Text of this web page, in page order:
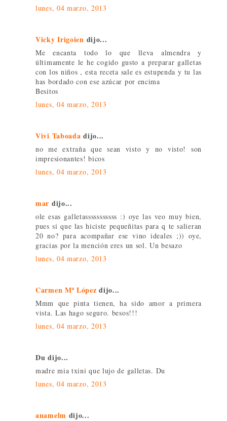
lunes, 04 marzo, 2013
Vicky Irigoien dijo...
Me encanta todo lo que lleva almendra y
últimamente le he cogido gusto a preparar galletas
con los niños , esta receta sale es estupenda y tu las
has bordado con ese azúcar por encima
Besitos
lunes, 04 marzo, 2013
Vivi Taboada dijo...
no me extraña que sean visto y no visto! son
impresionantes! bicos
lunes, 04 marzo, 2013
mar dijo...
ole esas galletasssssssssss :) oye las veo muy bien,
pues si que las hiciste pequeñitas para q te salieran
20 no? para acompañar ese vino ideales ;)) oye,
gracias por la mención eres un sol. Un besazo
lunes, 04 marzo, 2013
Carmen Mª López dijo...
Mmm que pinta tienen, ha sido amor a primera
vista. Las hago seguro. besos!!!
lunes, 04 marzo, 2013
Du dijo...
madre mia txini que lujo de galletas. Du
lunes, 04 marzo, 2013
anamelm dijo...